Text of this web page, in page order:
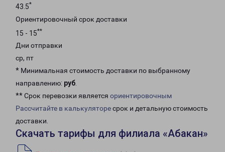
43.5*
Ориентировочный срок доставки
15 - 15**
Дни отправки
ср, пт
* Минимальная стоимость доставки по выбранному
направлению: руб.
** Срок перевозки является ориентировочным
Рассчитайте в калькуляторесрок и детальную стоимость
доставки.
Скачать тарифы для филиала «Абакан»